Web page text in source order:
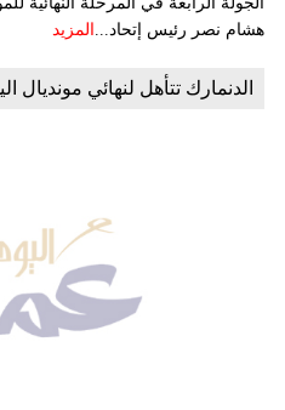
هشام نصر رئيس إتحاد... المزيد
الدنمارك تتأهل لنهائي مونديال اليد